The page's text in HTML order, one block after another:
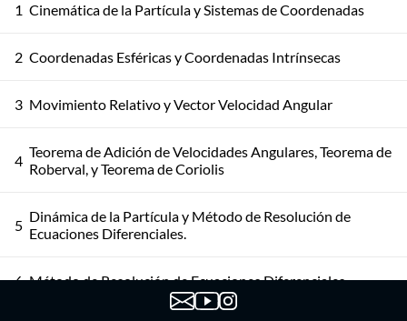
1 Cinemática de la Partícula y Sistemas de Coordenadas
2 Coordenadas Esféricas y Coordenadas Intrínsecas
3 Movimiento Relativo y Vector Velocidad Angular
4 Teorema de Adición de Velocidades Angulares, Teorema de
Roberval, y Teorema de Coriolis
5 Dinámica de la Partícula y Método de Resolución de
Ecuaciones Diferenciales.
6 Método de Resolución de Ecuaciones Diferenciales